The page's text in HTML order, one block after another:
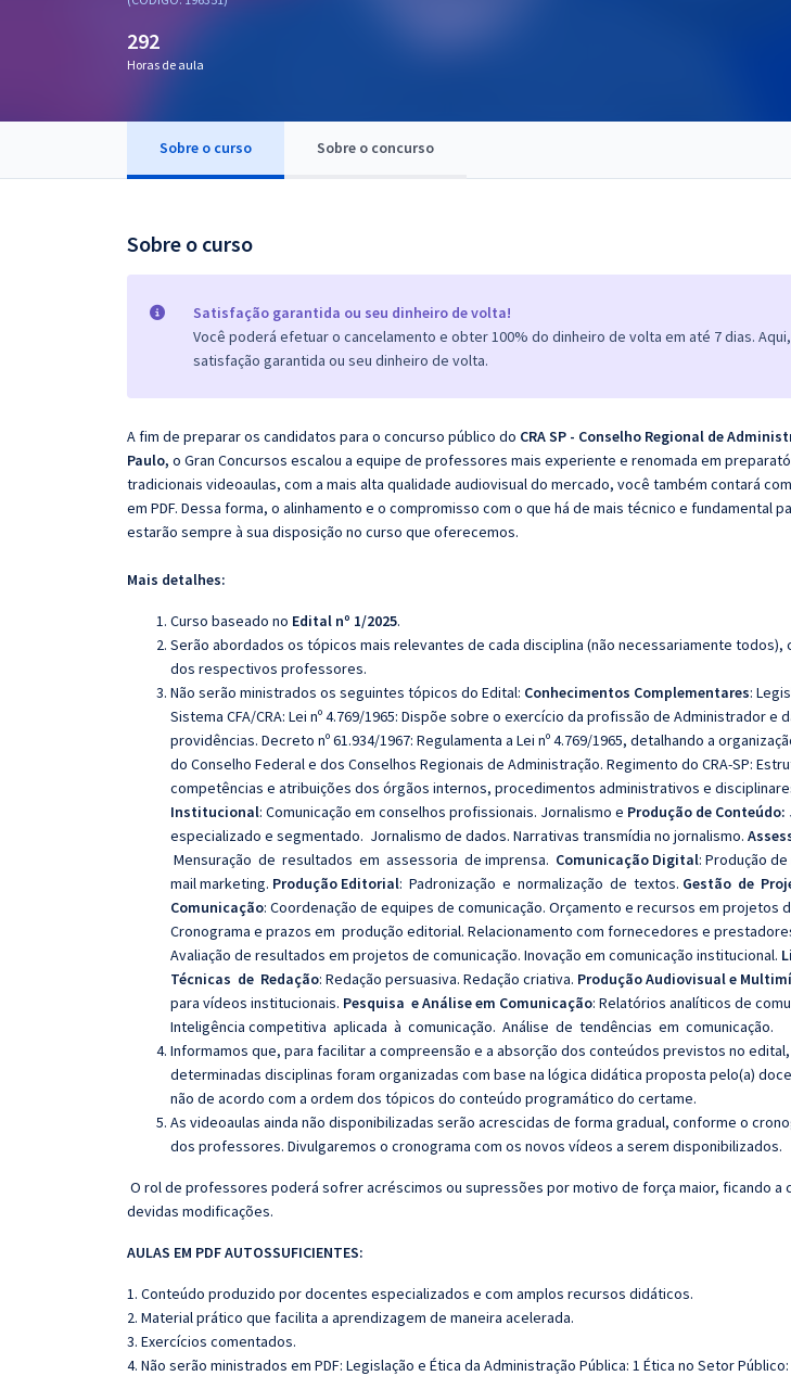
OAB
292
Horas de aula
Sobre o curso Sobre o concurso
Sobre o curso
Satisfação garantida ou seu dinheiro de volta!
Você poderá efetuar o cancelamento e obter 100% do dinheiro de volta em até 7 dias.
satisfação garantida ou seu dinheiro de volta.
A fim de preparar os candidatos para o concurso público do CRA SP - Conselho Regional de
Paulo, o Gran Concursos escalou a equipe de professores mais experiente e renomada em
tradicionais videoaulas, com a mais alta qualidade audiovisual do mercado, você também contará
em PDF. Dessa forma, o alinhamento e o compromisso com o que há de mais técnico e fundamental
estarão sempre à sua disposição no curso que oferecemos.
Mais detalhes:
Curso baseado no Edital nº 1/2025.
Serão abordados os tópicos mais relevantes de cada disciplina (não necessariamente
dos respectivos professores.
Não serão ministrados os seguintes tópicos do Edital: Conhecimentos Complementares:
Sistema CFA/CRA: Lei nº 4.769/1965: Dispõe sobre o exercício da profissão de Administrador e
providências. Decreto nº 61.934/1967: Regulamenta a Lei nº 4.769/1965, detalhando a
do Conselho Federal e dos Conselhos Regionais de Administração. Regimento do CRA-SP:
competências e atribuições dos órgãos internos, procedimentos administrativos e
Institucional: Comunicação em conselhos profissionais. Jornalismo e Produção de Conteúdo:
especializado e segmentado. Jornalismo de dados. Narrativas transmídia no jornalismo.
Mensuração de resultados em assessoria de imprensa. Comunicação Digital: Produção
mail marketing. Produção Editorial: Padronização e normalização de textos. Gestão de
Comunicação: Coordenação de equipes de comunicação. Orçamento e recursos em projetos
Cronograma e prazos em produção editorial. Relacionamento com fornecedores e
Avaliação de resultados em projetos de comunicação. Inovação em comunicação institucional.
Técnicas de Redação: Redação persuasiva. Redação criativa. Produção Audiovisual e
para vídeos institucionais. Pesquisa e Análise em Comunicação: Relatórios analíticos de
Inteligência competitiva aplicada à comunicação. Análise de tendências em comunicação.
Informamos que, para facilitar a compreensão e a absorção dos conteúdos previstos no
determinadas disciplinas foram organizadas com base na lógica didática proposta pelo(a)
não de acordo com a ordem dos tópicos do conteúdo programático do certame.
As videoaulas ainda não disponibilizadas serão acrescidas de forma gradual, conforme o
dos professores. Divulgaremos o cronograma com os novos vídeos a serem disponibilizados.
O rol de professores poderá sofrer acréscimos ou supressões por motivo de força maior, ficando a
devidas modificações.
AULAS EM PDF AUTOSSUFICIENTES:
1. Conteúdo produzido por docentes especializados e com amplos recursos didáticos.
2. Material prático que facilita a aprendizagem de maneira acelerada.
3. Exercícios comentados.
4. Não serão ministrados em PDF: Legislação e Ética da Administração Pública: 1 Ética no Setor